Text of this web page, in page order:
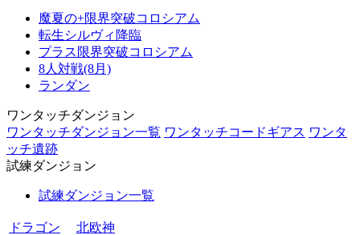
魔夏の+限界突破コロシアム
転生シルヴィ降臨
プラス限界突破コロシアム
8人対戦(8月)
ランダン
ワンタッチダンジョン
ワンタッチダンジョン一覧 ワンタッチコードギアス ワンタ
ッチ遺跡
試練ダンジョン
試練ダンジョン一覧
ドラゴン
北欧神